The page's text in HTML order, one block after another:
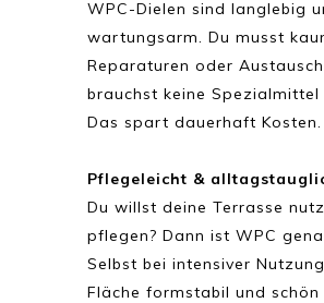
WPC-Dielen sind langlebig
wartungsarm. Du musst
Reparaturen oder
brauchst keine
Das spart dauerhaft Kosten.
Pflegeleicht &
Du willst deine Terrasse
pflegen? Dann ist WPC
Selbst bei intensiver
Fläche formstabil und schön